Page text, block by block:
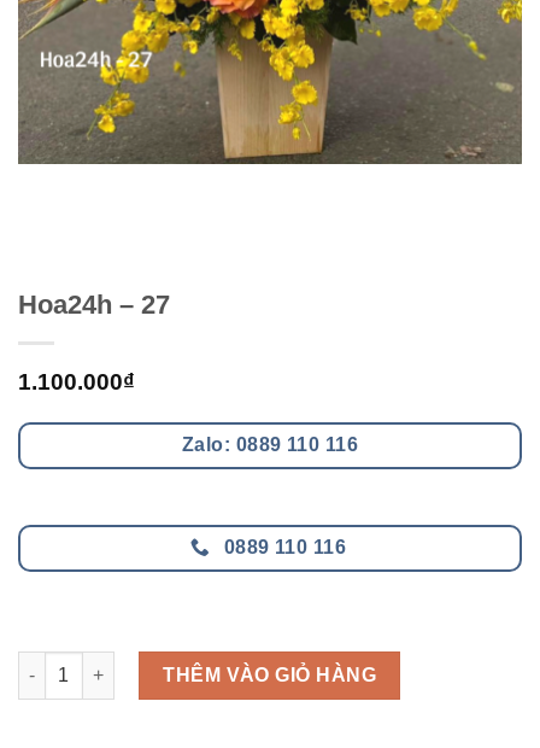
Hoa24h – 27
1.100.000₫
Zalo: 0889 110 116
0889 110 116
Hoa24h - 27 số lượng
THÊM VÀO GIỎ HÀNG